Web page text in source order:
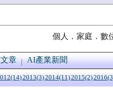
個人．家庭．數
章 AI產業新聞
2013(3)2014(11)2015(2)